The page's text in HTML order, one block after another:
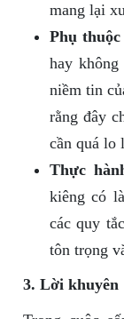
mang lại
Phụ
hay
niềm tin
rằng đây
cần quá lo
Thực
kiêng có
các quy
tôn trọng
3. Lời khuyên